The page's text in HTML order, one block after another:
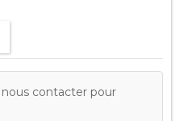
nous contacter pour